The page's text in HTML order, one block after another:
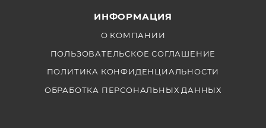
ИНФОРМАЦИЯ
О КОМПАНИИ
ПОЛЬЗОВАТЕЛЬСКОЕ СОГЛАШЕНИЕ
ПОЛИТИКА КОНФИДЕНЦИАЛЬНОСТИ
ОБРАБОТКА ПЕРСОНАЛЬНЫХ ДАННЫХ